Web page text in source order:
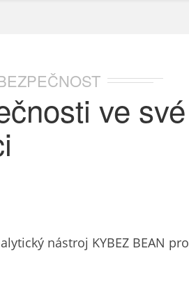
ve své
nástroj KYBEZ BEAN pro